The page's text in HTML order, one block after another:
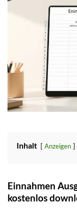
Inhalt Anzeigen
Einnahmen
kostenlos